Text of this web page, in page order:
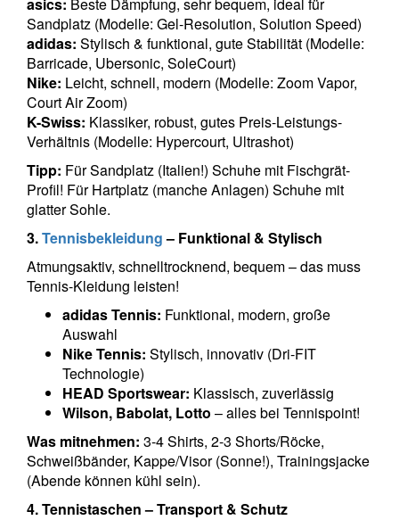
Sandplatz (Modelle: Gel-Resolution, Solution Speed)
adidas: Stylisch & funktional, gute Stabilität (Modelle:
Barricade, Ubersonic, SoleCourt)
Nike: Leicht, schnell, modern (Modelle: Zoom Vapor,
Court Air Zoom)
K-Swiss: Klassiker, robust, gutes Preis-Leistungs-
Verhältnis (Modelle: Hypercourt, Ultrashot)
Tipp: Für Sandplatz (Italien!) Schuhe mit Fischgrät-
Profil! Für Hartplatz (manche Anlagen) Schuhe mit
glatter Sohle.
3.Tennisbekleidung– Funktional & Stylisch
Atmungsaktiv, schnelltrocknend, bequem – das muss
Tennis-Kleidung leisten!
adidas Tennis: Funktional, modern, große
Auswahl
Nike Tennis: Stylisch, innovativ (Dri-FIT
Technologie)
HEAD Sportswear: Klassisch, zuverlässig
Wilson, Babolat, Lotto – alles bei Tennispoint!
Was mitnehmen: 3-4 Shirts, 2-3 Shorts/Röcke,
Schweißbänder, Kappe/Visor (Sonne!), Trainingsjacke
(Abende können kühl sein).
4. Tennistaschen – Transport & Schutz